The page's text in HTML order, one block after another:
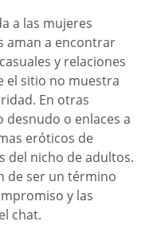
a las mujeres
aman a encontrar
y relaciones
el sitio no muestra
En otras
o enlaces a
eróticos de
del nicho de adultos.
de ser un término
y las
chat.